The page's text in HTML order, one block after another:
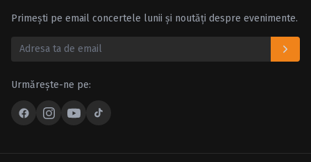
Primești pe email concertele lunii și noutăți despre evenimente.
Urmărește-ne pe: